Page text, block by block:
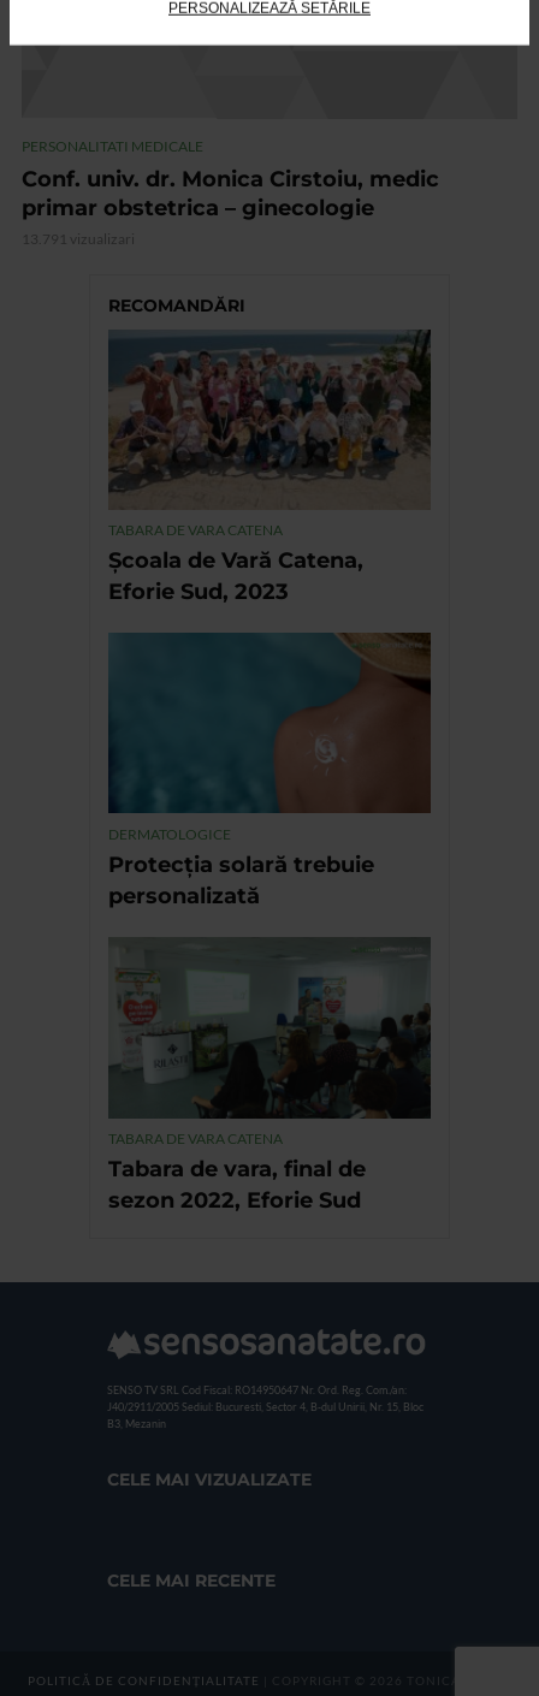
PERSONALIZEAZĂ SETĂRILE
PERSONALITATI MEDICALE
Conf. univ. dr. Monica Cirstoiu, medic
primar obstetrica – ginecologie
13.791 vizualizari
RECOMANDĂRI
TABARA DE VARA CATENA
Școala de Vară Catena,
Eforie Sud, 2023
DERMATOLOGICE
Protecția solară trebuie
personalizată
TABARA DE VARA CATENA
Tabara de vara, final de
sezon 2022, Eforie Sud
SENSO TV SRL Cod Fiscal: RO14950647 Nr. Ord. Reg. Com./an:
J40/2911/2005 Sediul: Bucuresti, Sector 4, B-dul Unirii, Nr. 15, Bloc
B3, Mezanin
CELE MAI VIZUALIZATE
CELE MAI RECENTE
POLITICĂ DE CONFIDENȚIALITATE | COPYRIGHT © 2026 TONICA GROUP